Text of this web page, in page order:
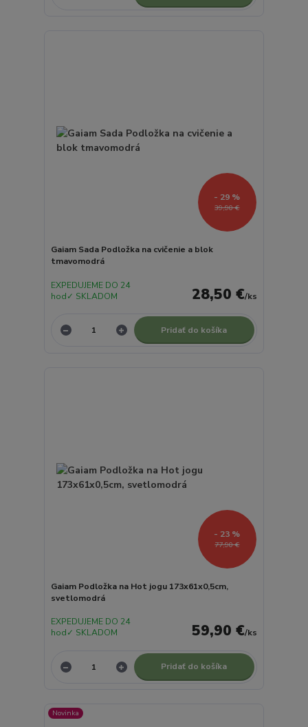
39,90 €
- 29 %
Gaiam Sada Podložka na cvičenie a blok
tmavomodrá
28,50 €/ks
EXPEDUJEME DO 24
hod✓ SKLADOM
Pridať do košíka
77,90 €
- 23 %
Gaiam Podložka na Hot jogu 173x61x0,5cm,
svetlomodrá
59,90 €/ks
EXPEDUJEME DO 24
hod✓ SKLADOM
Pridať do košíka
Novinka